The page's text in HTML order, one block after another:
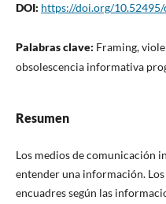
DOI: https://doi.org/10.52495/
Palabras clave: Framing,
obsolescencia informativa
Resumen
Los medios de comunicación
entender una información.
encuadres según las